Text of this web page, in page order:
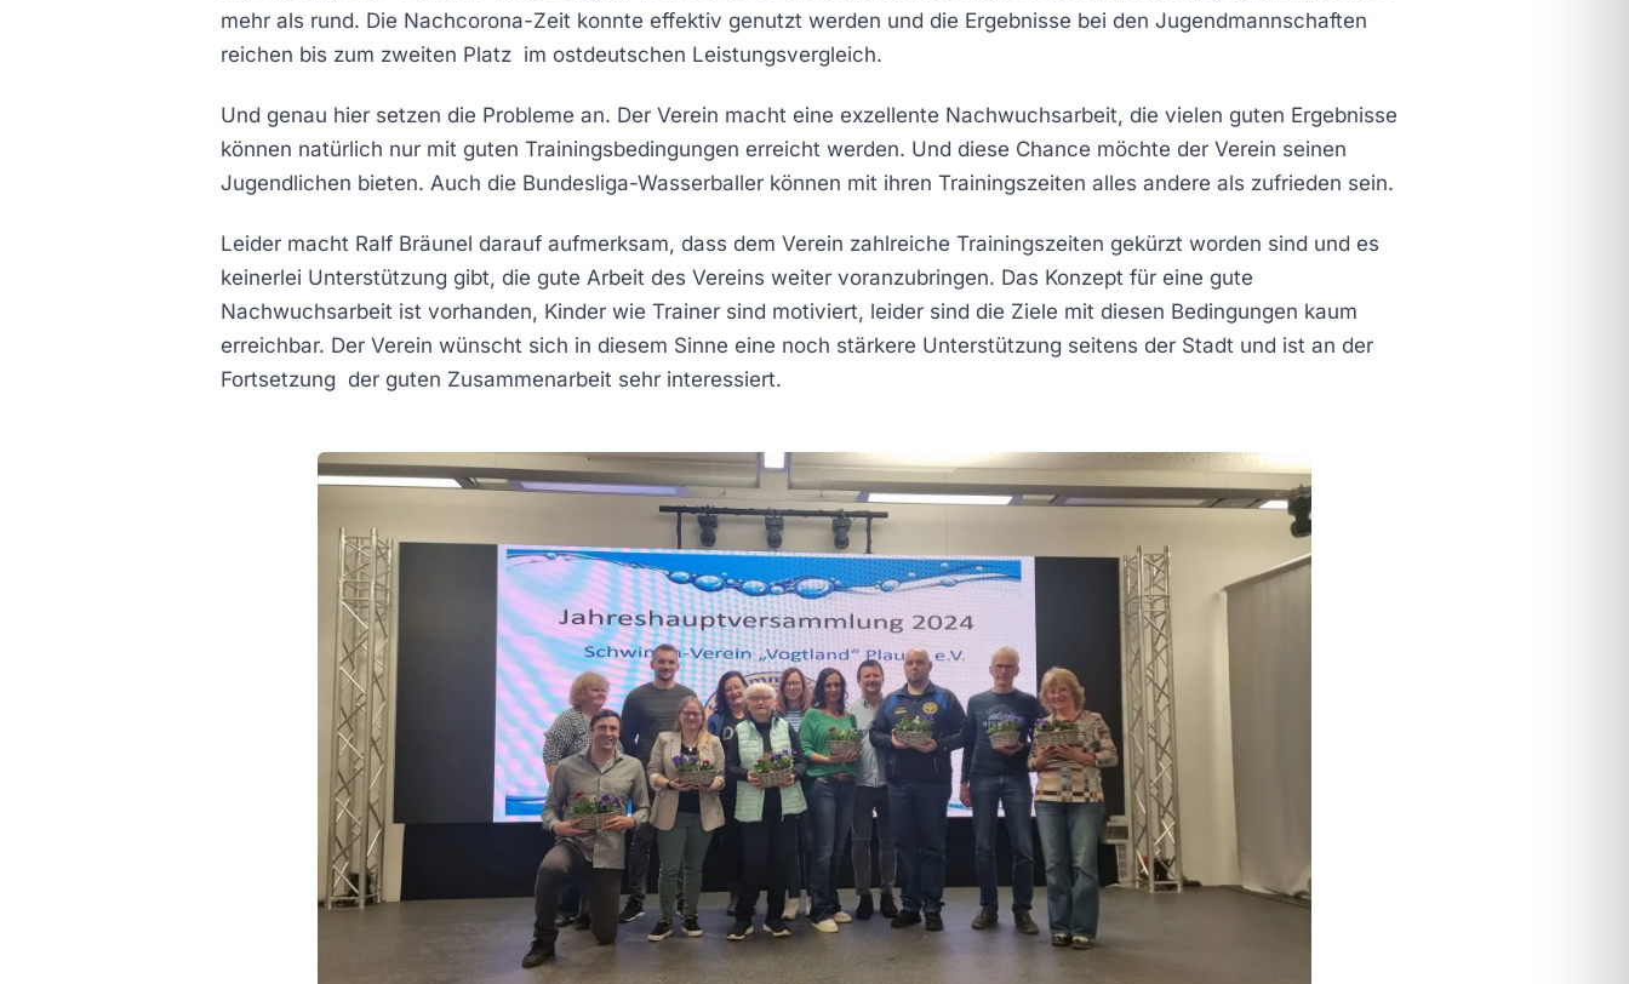
mehr als rund. Die Nachcorona-Zeit konnte effektiv genutzt werden und die Ergebnisse bei den Jugendmannschaften
reichen bis zum zweiten Platz im ostdeutschen Leistungsvergleich.
Und genau hier setzen die Probleme an. Der Verein macht eine exzellente Nachwuchsarbeit, die vielen guten Ergebnisse
können natürlich nur mit guten Trainingsbedingungen erreicht werden. Und diese Chance möchte der Verein seinen
Jugendlichen bieten. Auch die Bundesliga-Wasserballer können mit ihren Trainingszeiten alles andere als zufrieden sein.
Leider macht Ralf Bräunel darauf aufmerksam, dass dem Verein zahlreiche Trainingszeiten gekürzt worden sind und es
keinerlei Unterstützung gibt, die gute Arbeit des Vereins weiter voranzubringen. Das Konzept für eine gute
Nachwuchsarbeit ist vorhanden, Kinder wie Trainer sind motiviert, leider sind die Ziele mit diesen Bedingungen kaum
erreichbar. Der Verein wünscht sich in diesem Sinne eine noch stärkere Unterstützung seitens der Stadt und ist an der
Fortsetzung der guten Zusammenarbeit sehr interessiert.